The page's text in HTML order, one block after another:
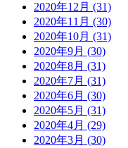
2020年12月 (31)
2020年11月 (30)
2020年10月 (31)
2020年9月 (30)
2020年8月 (31)
2020年7月 (31)
2020年6月 (30)
2020年5月 (31)
2020年4月 (29)
2020年3月 (30)